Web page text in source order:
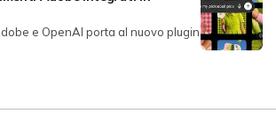
e OpenAI porta al nuovo plugin